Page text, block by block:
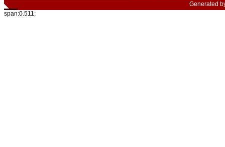
Generated
span:0.511;